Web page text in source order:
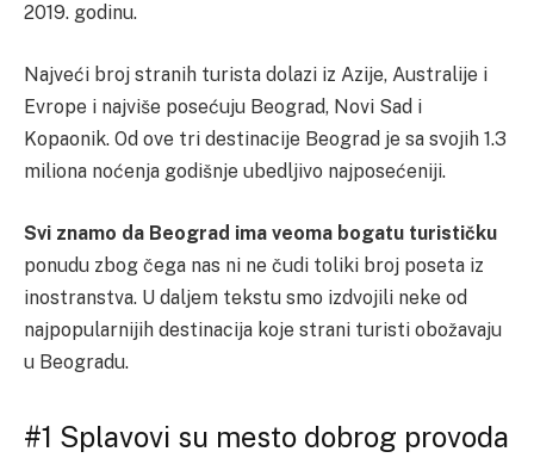
2019. godinu.
Najveći broj stranih turista dolazi iz Azije, Australije i
Evrope i najviše posećuju Beograd, Novi Sad i
Kopaonik. Od ove tri destinacije Beograd je sa svojih 1.3
miliona noćenja godišnje ubedljivo najposećeniji.
Svi znamo da Beograd ima veoma bogatu turističku
ponudu zbog čega nas ni ne čudi toliki broj poseta iz
inostranstva. U daljem tekstu smo izdvojili neke od
najpopularnijih destinacija koje strani turisti obožavaju
u Beogradu.
#1 Splavovi su mesto dobrog provoda